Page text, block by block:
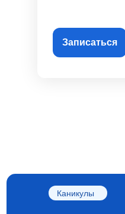
Записаться
Каникулы